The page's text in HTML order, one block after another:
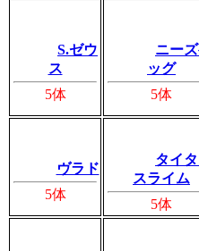
S.ゼウ
ス
5体
ニー
ッグ
5体
ヴラド
5体
タイ
スライム
5体